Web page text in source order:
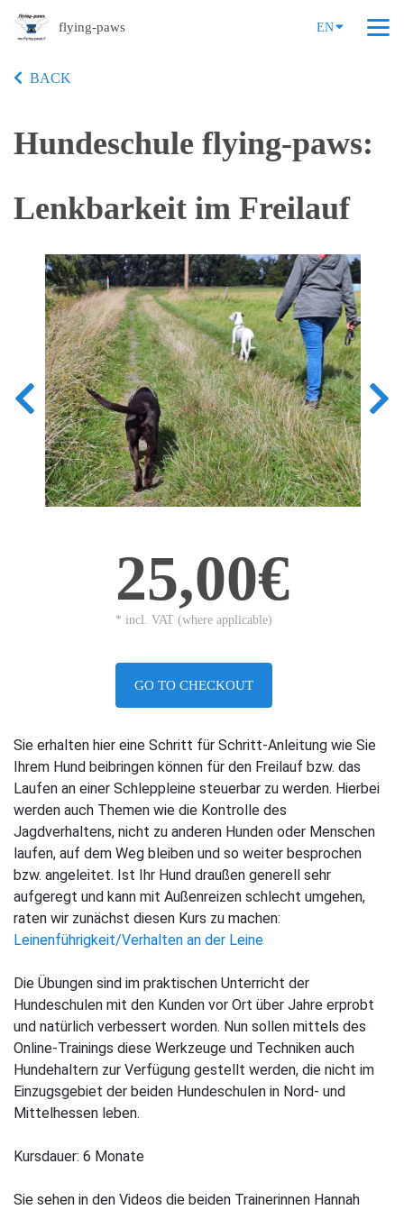
flying-paws EN
BACK
Hundeschule flying-paws:
Lenkbarkeit im Freilauf
25,00€
* incl. VAT (where applicable)
GO TO CHECKOUT
Sie erhalten hier eine Schritt für Schritt-Anleitung wie Sie
Ihrem Hund beibringen können für den Freilauf bzw. das
Laufen an einer Schleppleine steuerbar zu werden. Hierbei
werden auch Themen wie die Kontrolle des
Jagdverhaltens, nicht zu anderen Hunden oder Menschen
laufen, auf dem Weg bleiben und so weiter besprochen
bzw. angeleitet. Ist Ihr Hund draußen generell sehr
aufgeregt und kann mit Außenreizen schlecht umgehen,
raten wir zunächst diesen Kurs zu machen:
Leinenführigkeit/Verhalten an der Leine
Die Übungen sind im praktischen Unterricht der
Hundeschulen mit den Kunden vor Ort über Jahre erprobt
und natürlich verbessert worden. Nun sollen mittels des
Online-Trainings diese Werkzeuge und Techniken auch
Hundehaltern zur Verfügung gestellt werden, die nicht im
Einzugsgebiet der beiden Hundeschulen in Nord- und
Mittelhessen leben.
Kursdauer: 6 Monate
Sie sehen in den Videos die beiden Trainerinnen Hannah